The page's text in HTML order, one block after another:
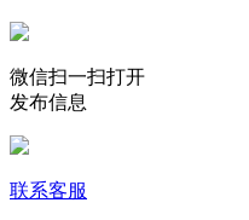
微信扫一扫打开
发布信息
联系客服